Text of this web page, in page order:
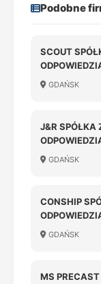
Podobne
SCOUT
GDAŃSK
J&R SPÓŁKA
GDAŃSK
CONSHIP
GDAŃSK
MS